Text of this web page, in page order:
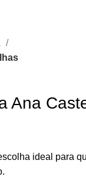
Ana
ideal para